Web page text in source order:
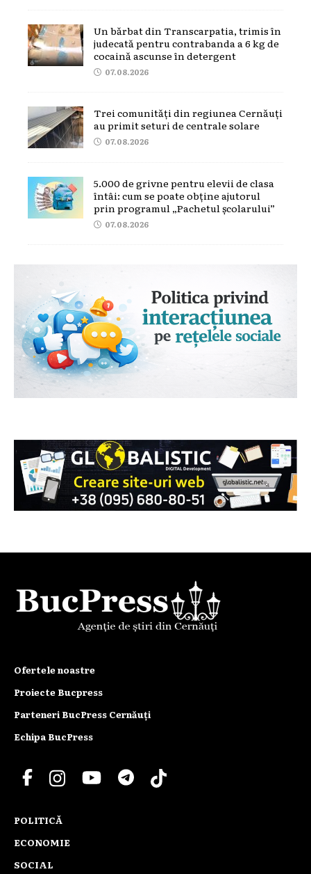
Un bărbat din Transcarpatia, trimis în
judecată pentru contrabanda a 6 kg de
cocaină ascunse în detergent
07.08.2026
Trei comunități din regiunea Cernăuți
au primit seturi de centrale solare
07.08.2026
5.000 de grivne pentru elevii de clasa
întâi: cum se poate obține ajutorul
prin programul „Pachetul școlarului”
07.08.2026
Ofertele noastre
Proiecte Bucpress
Parteneri BucPress Cernăuți
Echipa BucPress
POLITICĂ
ECONOMIE
SOCIAL